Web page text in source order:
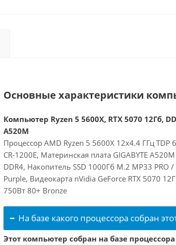
Основные характеристики
Компьютер Ryzen 5 5600X, RTX 5070 12Гб,
A520M
Процессор AMD Ryzen 5 5600X 12x4.4 ГГц
CR-1200E, Материнская плата GIGABYTE
DDR4, Накопитель SSD 1000Гб M.2 MP33 PRO
Purple, Видеокарта nVidia GeForce RTX 5070
750Вт 80+ Bronze
На базе какого процессора собран
Этот компьютер собран на базе процессора